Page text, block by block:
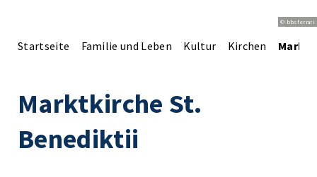
© bbsferrari
Startseite Familie und Leben Kultur Kirchen
Marktkirche St.
Benediktii